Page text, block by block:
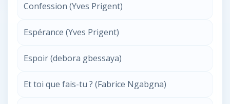
Confession (Yves Prigent)
Espérance (Yves Prigent)
Espoir (debora gbessaya)
Et toi que fais-tu ? (Fabrice Ngabgna)